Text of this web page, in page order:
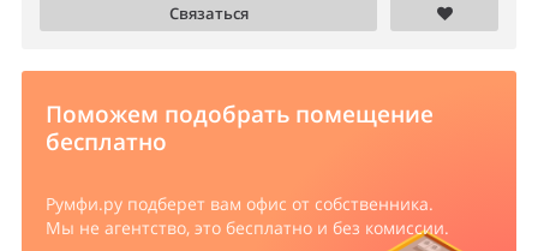
Связаться
Поможем подобрать помещение
бесплатно
Румфи.ру подберет вам офис от собственника.
Мы не агентство, это бесплатно и без комиссии.